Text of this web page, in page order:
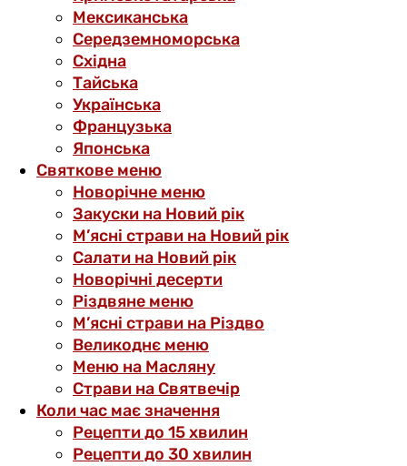
Мексиканська
Середземноморська
Східна
Тайська
Українська
Французька
Японська
Святкове меню
Новорічне меню
Закуски на Новий рік
М’ясні страви на Новий рік
Салати на Новий рік
Новорічні десерти
Різдвяне меню
М’ясні страви на Різдво
Великоднє меню
Меню на Масляну
Страви на Святвечір
Коли час має значення
Рецепти до 15 хвилин
Рецепти до 30 хвилин